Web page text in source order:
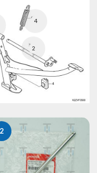
giỏ hàng
2
4
2